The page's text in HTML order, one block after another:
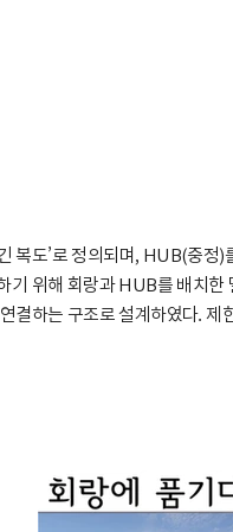
복도’로 정의되며, HUB(중
기 위해 회랑과 HUB를 배치
결하는 구조로 설계하였다.